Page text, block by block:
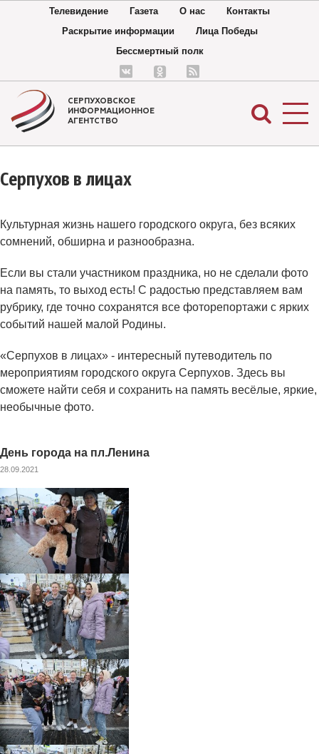
Телевидение Газета О нас
Контакты
Раскрытие информации
Лица Победы
Бессмертный полк
СЕРПУХОВСКОЕ
ИНФОРМАЦИОННОЕ
АГЕНТСТВО
Серпухов в лицах
Культурная жизнь нашего городского округа, без всяких
сомнений, обширна и разнообразна.
Если вы стали участником праздника, но не сделали фото
на память, то выход есть! С радостью представляем вам
рубрику, где точно сохранятся все фоторепортажи с ярких
событий нашей малой Родины.
«Серпухов в лицах» - интересный путеводитель по
мероприятиям городского округа Серпухов. Здесь вы
сможете найти себя и сохранить на память весёлые, яркие,
необычные фото.
День города на пл.Ленина
28.09.2021